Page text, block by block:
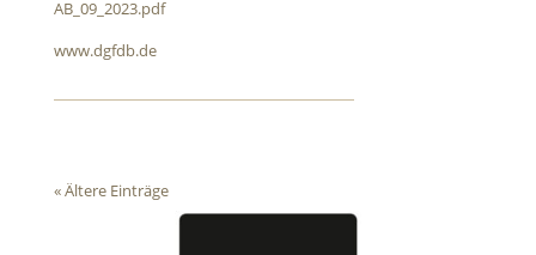
AB_09_2023.pdf
www.dgfdb.de
« Ältere Einträge